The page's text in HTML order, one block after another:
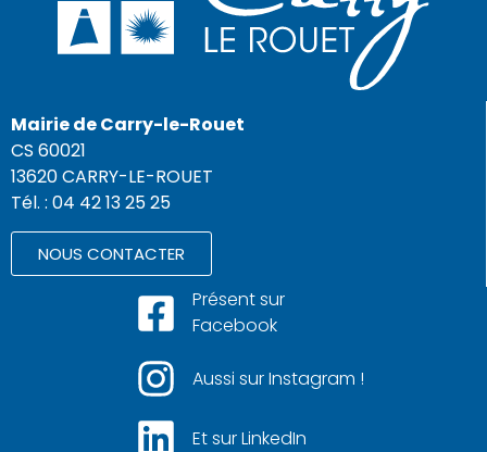
Mairie de Carry-le-Rouet
CS 60021
13620 CARRY-LE-ROUET
Tél. : 04 42 13 25 25
NOUS CONTACTER
Présent sur
Facebook
Aussi sur Instagram !
Et sur LinkedIn